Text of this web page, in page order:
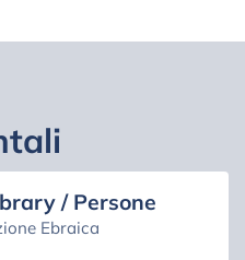
/ Persone
Ebraica